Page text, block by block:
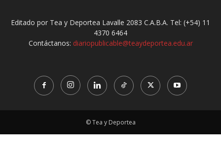
Editado por Tea y Deportea Lavalle 2083 C.A.B.A. Tel: (+54) 11
4370 6464
Contáctanos: diariopublicable@teaydeportea.edu.ar
© Tea y Deportea